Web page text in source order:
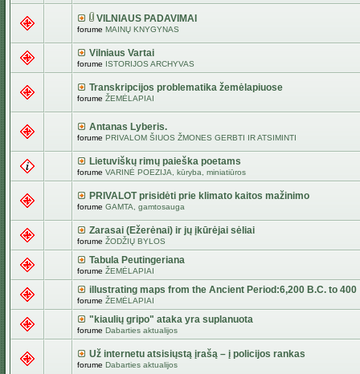
VILNIAUS PADAVIMAI
forume MAINŲ KNYGYNAS
Vilniaus Vartai
forume ISTORIJOS ARCHYVAS
Transkripcijos problematika žemėlapiuose
forume ŽEMĖLAPIAI
Antanas Lyberis.
forume PRIVALOM ŠIUOS ŽMONES GERBTI IR ATSIMINTI
Lietuviškų rimų paieška poetams
forume VARINĖ POEZIJA, kūryba, miniatiūros
PRIVALOT prisidėti prie klimato kaitos mažinimo
forume GAMTA, gamtosauga
Zarasai (Ežerėnai) ir jų įkūrėjai sėliai
forume ŽODŽIŲ BYLOS
Tabula Peutingeriana
forume ŽEMĖLAPIAI
illustrating maps from the Ancient Period:6,200 B.C. to 400
forume ŽEMĖLAPIAI
"kiaulių gripo" ataka yra suplanuota
forume Dabarties aktualijos
Už internetu atsisiųstą įrašą – į policijos rankas
forume Dabarties aktualijos